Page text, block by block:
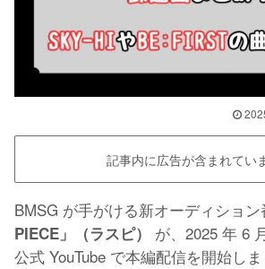
記事内に広告が含まれてい
BMSG が手がける新オーディション
PIECE」（ラスピ）
が、2025 年 6
公式 YouTube で本編配信を開始しま